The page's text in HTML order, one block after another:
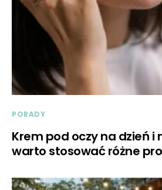
PORADY
Krem pod oczy na dzień i
warto stosować różne